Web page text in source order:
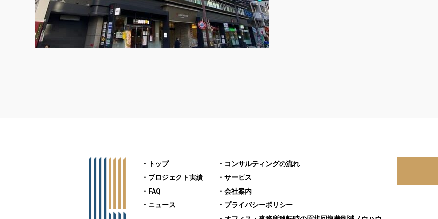
・トップ
・プロジェクト実績
・FAQ
・ニュース
・コンサルティングの流れ
・サービス
・会社案内
・プライバシーポリシー